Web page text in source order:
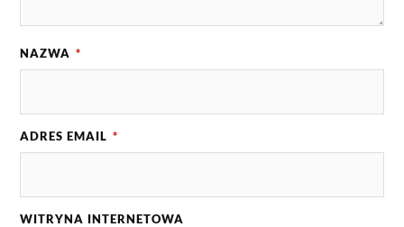
NAZWA *
ADRES EMAIL *
WITRYNA INTERNETOWA